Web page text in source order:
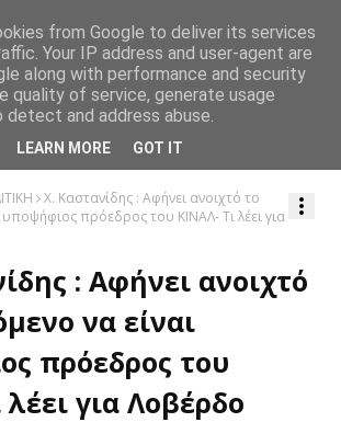
Χ. Καστανίδης : Αφήνει ανοιχτό το
υποψήφιος πρόεδρος του ΚΙΝΑΛ- Τι λέει για
: Αφήνει ανοιχτό
να είναι
πρόεδρος του
για Λοβέρδο
from Google to deliver its services
Your IP address and user-agent are
along with performance and security
quality of service, generate usage
and address abuse.
LEARN MORE GOT IT